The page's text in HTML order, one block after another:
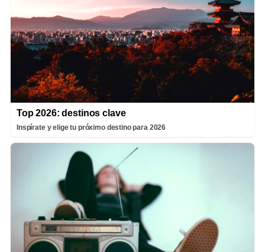
Top 2026: destinos clave
Inspírate y elige tu próximo destino para 2026